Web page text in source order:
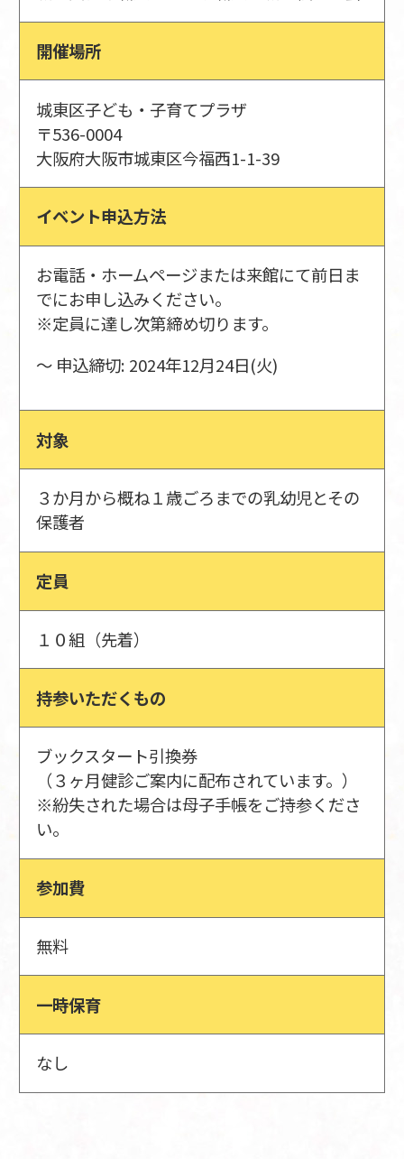
開催場所
城東区子ども・子育てプラザ
〒536-0004
大阪府大阪市城東区今福西1-1-39
イベント申込方法
お電話・ホームページまたは来館にて前日ま
でにお申し込みください。
※定員に達し次第締め切ります。
〜 申込締切: 2024年12月24日(火)
対象
３か月から概ね１歳ごろまでの乳幼児とその
保護者
定員
１０組（先着）
持参いただくもの
ブックスタート引換券
（３ヶ月健診ご案内に配布されています。）
※紛失された場合は母子手帳をご持参くださ
い。
参加費
無料
一時保育
なし